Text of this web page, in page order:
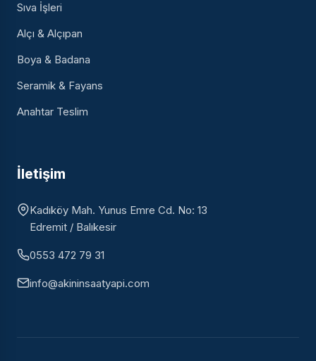
Sıva İşleri
Alçı & Alçıpan
Boya & Badana
Seramik & Fayans
Anahtar Teslim
İletişim
Kadıköy Mah. Yunus Emre Cd. No: 13
Edremit / Balıkesir
0553 472 79 31
info@akininsaatyapi.com